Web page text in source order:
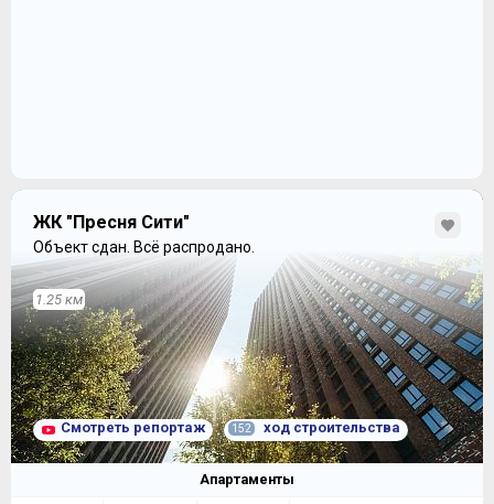
ЖК "Пресня Сити"
Объект сдан. Всё распродано.
1.25 км
Смотреть репортаж 152 ход строительства
Апартаменты